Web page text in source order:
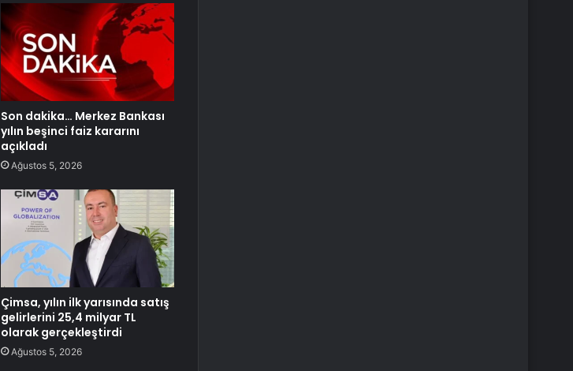
Son dakika… Merkez Bankası
yılın beşinci faiz kararını
açıkladı
Ağustos 5, 2026
Çimsa, yılın ilk yarısında satış
gelirlerini 25,4 milyar TL
olarak gerçekleştirdi
Ağustos 5, 2026